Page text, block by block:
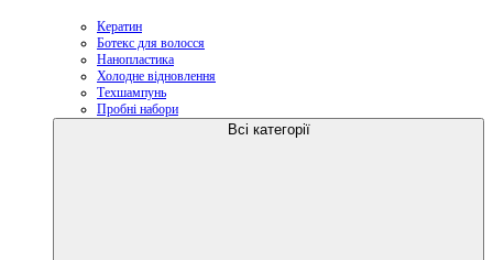
Кератин
Ботекс для волосся
Нанопластика
Холодне відновлення
Техшампунь
Пробні набори
Всі категорії